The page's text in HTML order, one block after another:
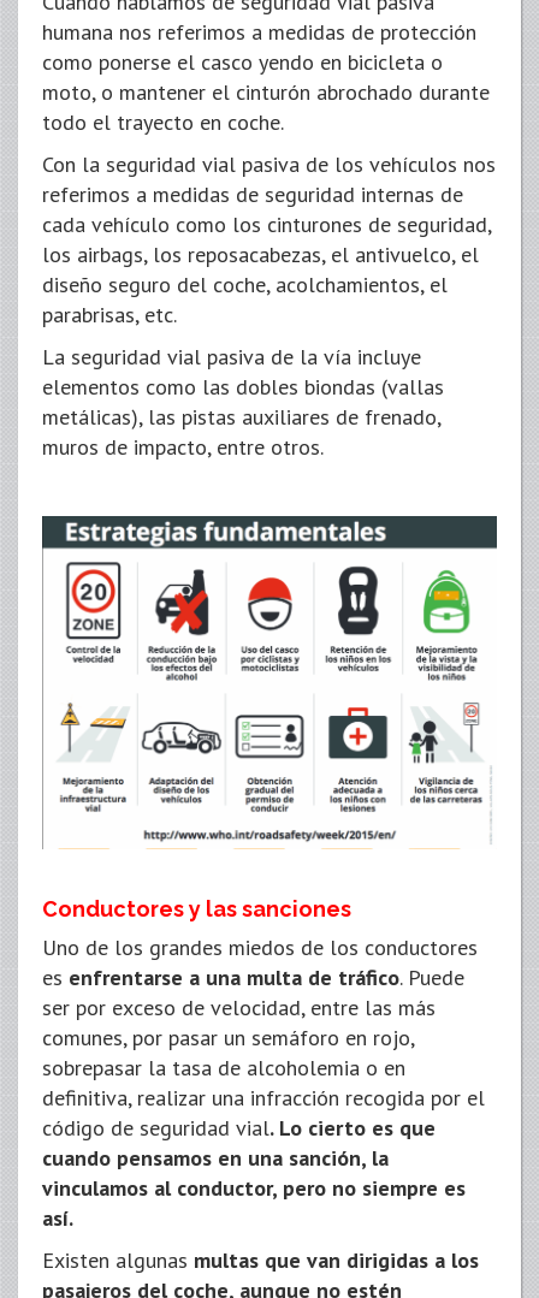
humana nos referimos a medidas de protección
como ponerse el casco yendo en bicicleta o
moto, o mantener el cinturón abrochado durante
todo el trayecto en coche.
Con la seguridad vial pasiva de los vehículos nos
referimos a medidas de seguridad internas de
cada vehículo como los cinturones de seguridad,
los airbags, los reposacabezas, el antivuelco, el
diseño seguro del coche, acolchamientos, el
parabrisas, etc.
La seguridad vial pasiva de la vía incluye
elementos como las dobles biondas (vallas
metálicas), las pistas auxiliares de frenado,
muros de impacto, entre otros.
Conductores y las sanciones
Uno de los grandes miedos de los conductores
es enfrentarse a una multa de tráfico. Puede
ser por exceso de velocidad, entre las más
comunes, por pasar un semáforo en rojo,
sobrepasar la tasa de alcoholemia o en
definitiva, realizar una infracción recogida por el
código de seguridad vial. Lo cierto es que
cuando pensamos en una sanción, la
vinculamos al conductor, pero no siempre es
así.
Existen algunas multas que van dirigidas a los
pasajeros del coche, aunque no estén